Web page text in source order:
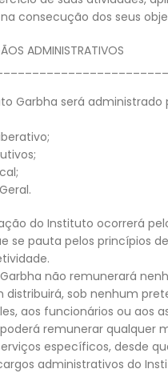
consecução dos seus
ADMINISTRATIVOS
Garbha será administrado
do Instituto ocorrerá
se pauta pelos princípios
não remunerará
distribuirá, sob nenhum
aos funcionários ou aos
remunerar qualquer
específicos, desde
administrativos do